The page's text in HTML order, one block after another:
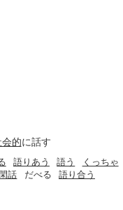
会的に話す
語りあう 語う
くっちゃ
閑話 だべる 語り合う